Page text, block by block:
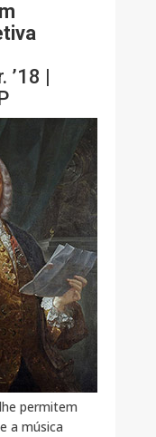
’18 |
permitem
a música